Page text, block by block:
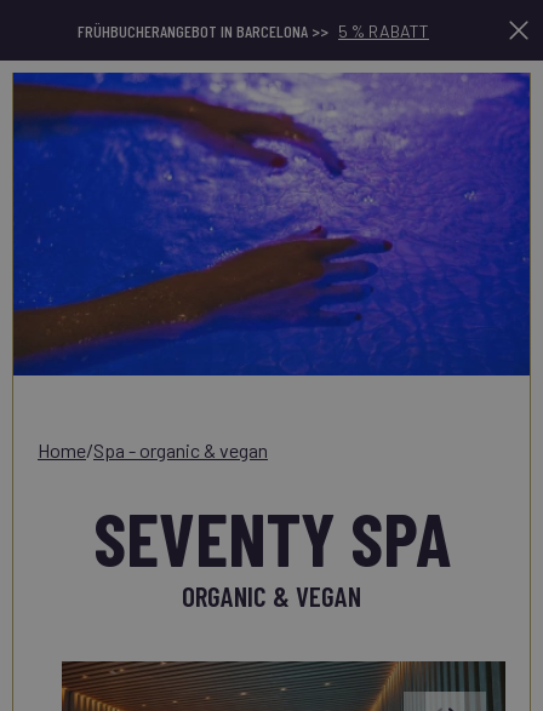
FRÜHBUCHERANGEBOT IN BARCELONA >> 5 % RABATT
home/ spa - organic & vegan
SEVENTY SPA
ORGANIC & VEGAN